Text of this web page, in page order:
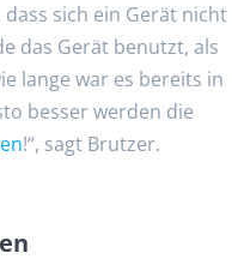
sich ein Gerät nicht
das Gerät benutzt, als
lange war es bereits in
besser werden die
!“, sagt Brutzer.